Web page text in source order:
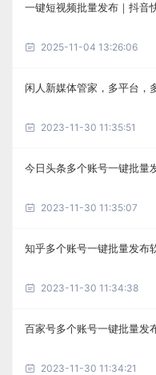
一键短视频批量发布｜抖音
2025-11-04 13:26:06
闲人新媒体管家，多平台，
2023-11-30 11:35:51
今日头条多个账号一键批量
2023-11-30 11:35:07
知乎多个账号一键批量发布
2023-11-30 11:34:38
百家号多个账号一键批量发
2023-11-30 11:34:21